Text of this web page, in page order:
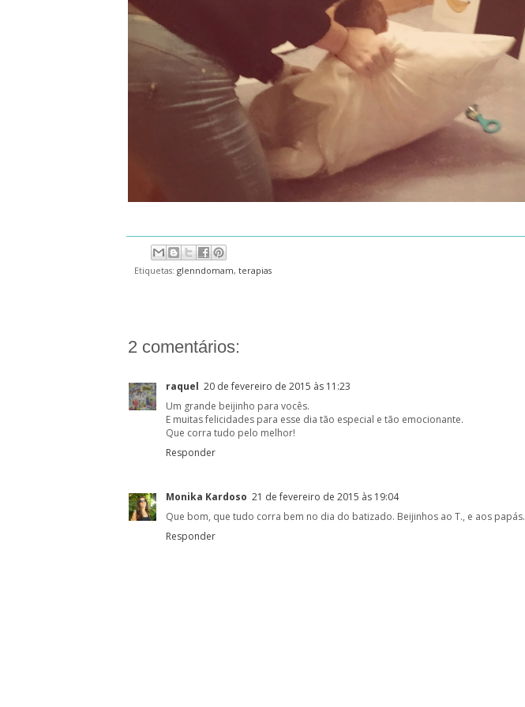
Etiquetas: glenndomam, terapias
2 comentários:
raquel 20 de fevereiro de 2015 às 11:23
Um grande beijinho para vocês.
E muitas felicidades para esse dia tão especial e tão emocionante.
Que corra tudo pelo melhor!
Responder
Monika Kardoso 21 de fevereiro de 2015 às 19:04
Que bom, que tudo corra bem no dia do batizado. Beijinhos ao T., e aos papás.
Responder